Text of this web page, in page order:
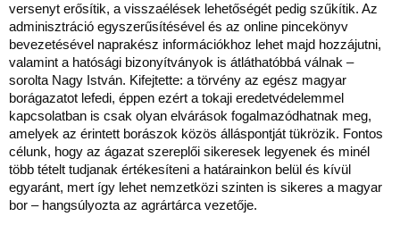
versenyt erősítik, a visszaélések lehetőségét pedig szűkítik. Az
adminisztráció egyszerűsítésével és az online pincekönyv
bevezetésével naprakész információkhoz lehet majd hozzájutni,
valamint a hatósági bizonyítványok is átláthatóbbá válnak –
sorolta Nagy István. Kifejtette: a törvény az egész magyar
borágazatot lefedi, éppen ezért a tokaji eredetvédelemmel
kapcsolatban is csak olyan elvárások fogalmazódhatnak meg,
amelyek az érintett borászok közös álláspontját tükrözik. Fontos
célunk, hogy az ágazat szereplői sikeresek legyenek és minél
több tételt tudjanak értékesíteni a határainkon belül és kívül
egyaránt, mert így lehet nemzetközi szinten is sikeres a magyar
bor – hangsúlyozta az agrártárca vezetője.